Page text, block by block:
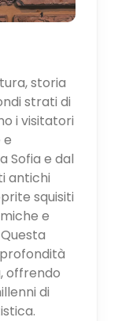
storia
strati di
i visitatori
e
Sofia e dal
antichi
squisiti
e
offrendo
di